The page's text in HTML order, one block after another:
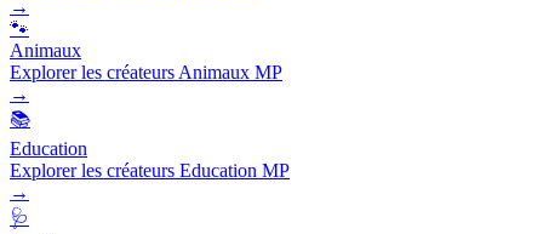
→
🐾
Animaux
Explorer les créateurs Animaux MP
→
📚
Education
Explorer les créateurs Education MP
→
🩺